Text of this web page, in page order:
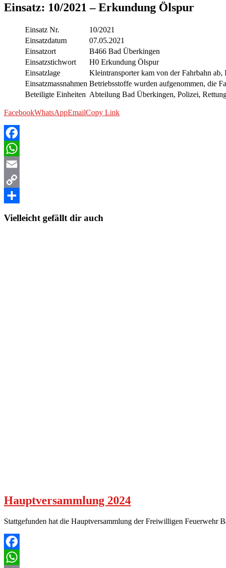
Einsatz: 10/2021 – Erkundung Ölspur
Einsatz Nr.
10/2021
Einsatzdatum
07.05.2021
Einsatzort
B466 Bad Überkingen
Einsatzstichwort
H0 Erkundung Ölspur
Einsatzlage
Kleintransporter kam von der Fahrbahn ab,
Einsatzmassnahmen Betriebsstoffe wurden aufgenommen, die
Beteiligte Einheiten Abteilung Bad Überkingen, Polizei,
FacebookWhatsAppEmailCopy Link
Facebook
WhatsApp
Email
Copy
Vielleicht gefällt dir auch
Hauptversammlung 2024
Stattgefunden hat die Hauptversammlung der Freiwilligen
Facebook